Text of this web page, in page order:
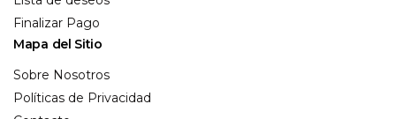
Finalizar Pago
Mapa del Sitio
Sobre Nosotros
Políticas de Privacidad